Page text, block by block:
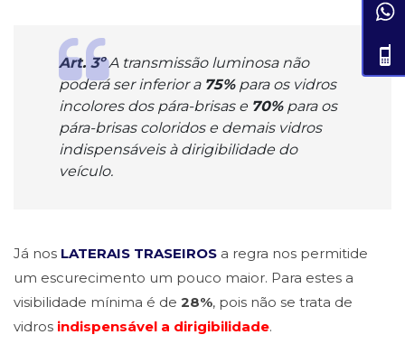
Art. 3ºA transmissão luminosa não
poderá ser inferior a 75%para os vidros
incolores dos pára-brisas e 70%para os
pára-brisas coloridos e demais vidros
indispensáveis à dirigibilidade do
veículo.
Já nos LATERAIS TRASEIROS a regra nos permitide
um escurecimento um pouco maior. Para estes a
visibilidade mínima é de 28%, pois não se trata de
vidros indispensável a dirigibilidade.